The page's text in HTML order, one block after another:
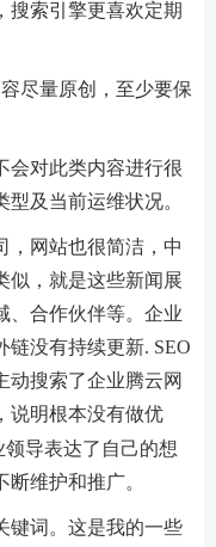
搜索引擎更喜欢定期
尽量原创，至少要保
会对此类内容进行很
型及当前运维状况。
，网站也很简洁，中
似，就是这些新闻展
、合作伙伴等。企业
链没有持续更新. SEO
动搜索了企业腾云网
说明根本没有做优
领导表达了自己的想
维护和推广。
键词。这是我的一些